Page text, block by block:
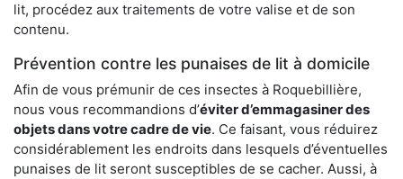
lit, procédez aux traitements de votre valise et de son
contenu.
Prévention contre les punaises de lit à domicile
Afin de vous prémunir de ces insectes à Roquebillière,
nous vous recommandions d’éviter d’emmagasiner des
objets dans votre cadre de vie. Ce faisant, vous réduirez
considérablement les endroits dans lesquels d’éventuelles
punaises de lit seront susceptibles de se cacher. Aussi, à